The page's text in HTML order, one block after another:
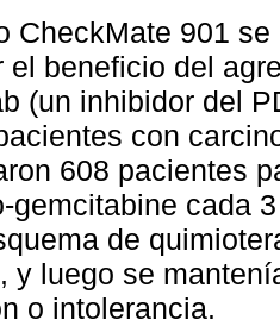
CheckMate 901
el beneficio del
(un inhibidor del
con
608 pacientes
gemcitabine cada
de
y luego se
o intolerancia.